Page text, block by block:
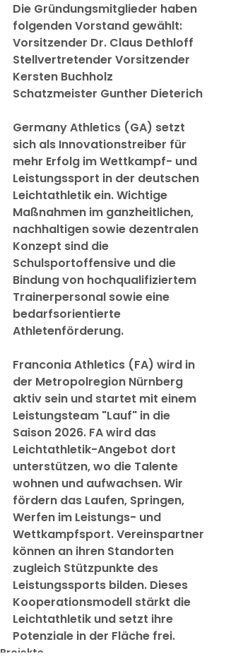
Die Gründungsmitglieder haben
folgenden Vorstand gewählt:
Vorsitzender Dr. Claus Dethloff
Stellvertretender Vorsitzender
Kersten Buchholz
Schatzmeister Gunther Dieterich
Germany Athletics (GA) setzt
sich als Innovationstreiber für
mehr Erfolg im Wettkampf- und
Leistungssport in der deutschen
Leichtathletik ein. Wichtige
Maßnahmen im ganzheitlichen,
nachhaltigen sowie dezentralen
Konzept sind die
Schulsportoffensive und die
Bindung von hochqualifiziertem
Trainerpersonal sowie eine
bedarfsorientierte
Athletenförderung.
Franconia Athletics (FA) wird in
der Metropolregion Nürnberg
aktiv sein und startet mit einem
Leistungsteam "Lauf" in die
Saison 2026. FA wird das
Leichtathletik-Angebot dort
unterstützen, wo die Talente
wohnen und aufwachsen. Wir
fördern das Laufen, Springen,
Werfen im Leistungs- und
Wettkampfsport. Vereinspartner
können an ihren Standorten
zugleich Stützpunkte des
Leistungssports bilden. Dieses
Kooperationsmodell stärkt die
Leichtathletik und setzt ihre
Potenziale in der Fläche frei.
Projekte